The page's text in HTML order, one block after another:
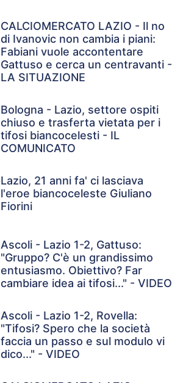
CALCIOMERCATO LAZIO - Il no
di Ivanovic non cambia i piani:
Fabiani vuole accontentare
Gattuso e cerca un centravanti -
LA SITUAZIONE
Bologna - Lazio, settore ospiti
chiuso e trasferta vietata per i
tifosi biancocelesti - IL
COMUNICATO
Lazio, 21 anni fa' ci lasciava
l'eroe biancoceleste Giuliano
Fiorini
Ascoli - Lazio 1-2, Gattuso:
"Gruppo? C'è un grandissimo
entusiasmo. Obiettivo? Far
cambiare idea ai tifosi..." - VIDEO
Ascoli - Lazio 1-2, Rovella:
"Tifosi? Spero che la società
faccia un passo e sul modulo vi
dico..." - VIDEO